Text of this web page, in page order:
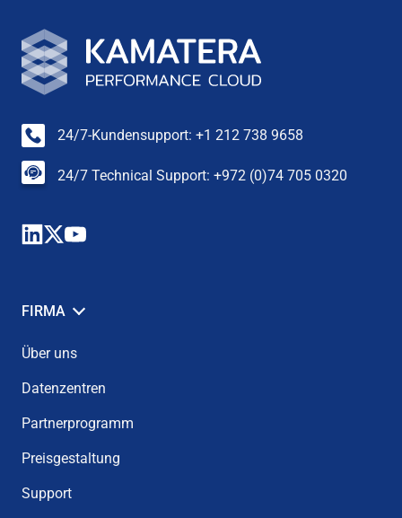
24/7-Kundensupport: +1 212 738 9658
24/7 Technical Support: +972 (0)74 705 0320
FIRMA
Über uns
Datenzentren
Partnerprogramm
Preisgestaltung
Support